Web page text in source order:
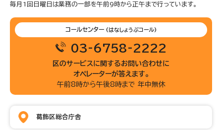
毎月1回日曜日は業務の一部を午前9時から正午まで行っています。
コールセンター (はなしょうぶコール)
03-6758-2222
区のサービスに関するお問い合わせに
オペレーターが答えます。
午前8時から午後8時まで 年中無休
葛飾区総合庁舎